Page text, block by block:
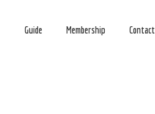
Guide Membership Contact